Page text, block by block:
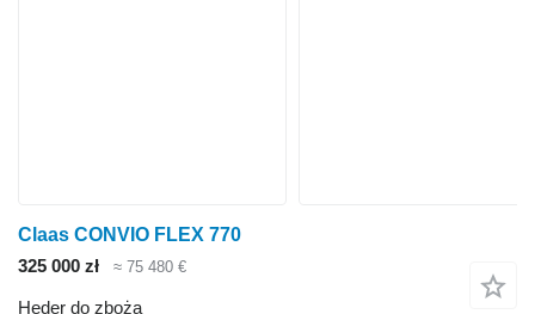
Claas CONVIO FLEX 770
325 000 zł
≈ 75 480 €
Heder do zboża